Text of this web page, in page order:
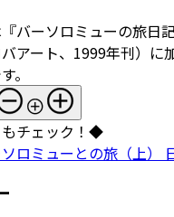
バーソロミューの旅日
バアート、1999年刊）に
。
チェック！◆
ロミューとの旅（上）